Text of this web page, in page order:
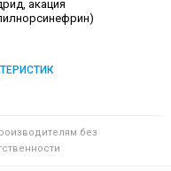
акация
без